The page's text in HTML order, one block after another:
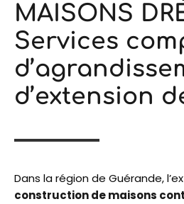
MAISONS
Services
d’extension
Dans la région de Guérande,
construction de maisons